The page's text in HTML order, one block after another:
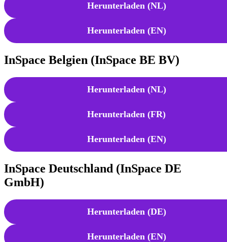
Herunterladen (NL)
Herunterladen (EN)
InSpace Belgien (InSpace BE BV)
Herunterladen (NL)
Herunterladen (FR)
Herunterladen (EN)
InSpace Deutschland (InSpace DE
GmbH)
Herunterladen (DE)
Herunterladen (EN)